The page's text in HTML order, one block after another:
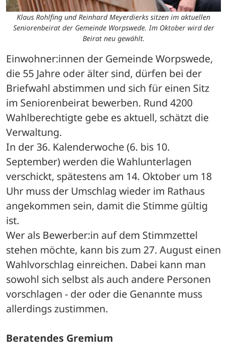
Klaus Rohlfing und Reinhard Meyerdierks sitzen im aktuellen
Seniorenbeirat der Gemeinde Worpswede. Im Oktober wird der
Beirat neu gewählt.
Einwohner:innen der Gemeinde Worpswede,
die 55 Jahre oder älter sind, dürfen bei der
Briefwahl abstimmen und sich für einen Sitz
im Seniorenbeirat bewerben. Rund 4200
Wahlberechtigte gebe es aktuell, schätzt die
Verwaltung.
In der 36. Kalenderwoche (6. bis 10.
September) werden die Wahlunterlagen
verschickt, spätestens am 14. Oktober um 18
Uhr muss der Umschlag wieder im Rathaus
angekommen sein, damit die Stimme gültig
ist.
Wer als Bewerber:in auf dem Stimmzettel
stehen möchte, kann bis zum 27. August einen
Wahlvorschlag einreichen. Dabei kann man
sowohl sich selbst als auch andere Personen
vorschlagen - der oder die Genannte muss
allerdings zustimmen.
Beratendes Gremium